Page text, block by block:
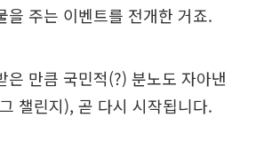
을 주는 이벤트를 전개한 거죠.
은 만큼 국민적(?) 분노도 자아낸
챌린지), 곧 다시 시작됩니다.